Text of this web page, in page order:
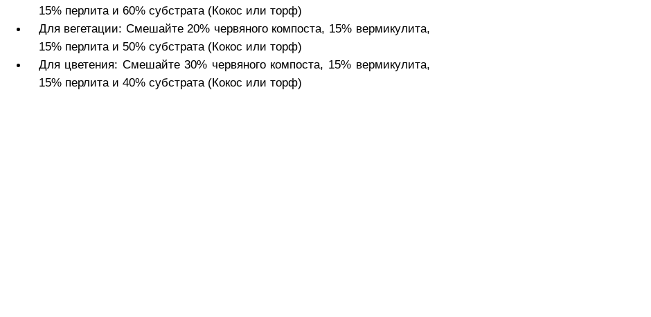
15% перлита и 60% субстрата (Кокос или торф)
Для вегетации: Смешайте 20% червяного компоста, 15% вермикулита,
15% перлита и 50% субстрата (Кокос или торф)
Для цветения: Смешайте 30% червяного компоста, 15% вермикулита,
15% перлита и 40% субстрата (Кокос или торф)